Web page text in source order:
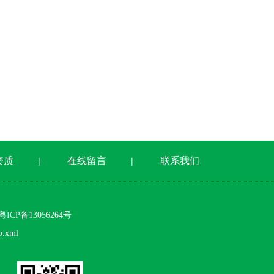
质 | 在线留言 | 联系我们
ICP备13056264号